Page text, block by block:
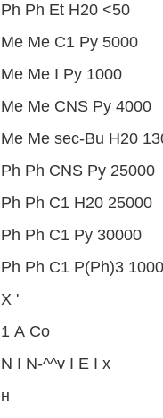
Ph Ph Et H20 <50
Ме Ме C1 Py 5000
Ме Ме I Py 1000
Ме Ме CNS Py 4000
Ме Ме sec-Bu H20
Ph Ph CNS Py 25000
Ph Ph C1 H20 25000
Ph Ph C1 Py 30000
Ph Ph C1 P(Ph)3
X '
1 А Со
N I N-^^v I Е I х
н